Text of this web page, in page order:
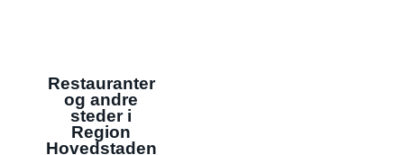
Restauranter
og andre
steder i
Region
Hovedstaden